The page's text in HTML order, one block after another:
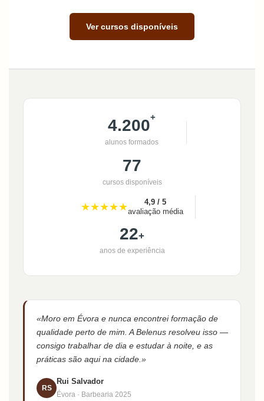
Ver cursos disponíveis
4.200+
alunos formados
77
cursos disponíveis
★★★★★
4,9 / 5
avaliação média
22+
anos de experiência
«Moro em Évora e nunca encontrei formação de
qualidade perto de mim. A Belenus resolveu isso —
consigo trabalhar de dia e estudar à noite, e as
práticas são aqui na cidade.»
RS
Rui Salvador
Évora · Barbearia 2025